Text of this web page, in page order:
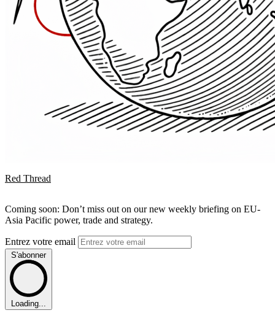
Red Thread
Coming soon: Don’t miss out on our new weekly briefing on EU-
Asia Pacific power, trade and strategy.
Entrez votre email
S'abonner
Loading...